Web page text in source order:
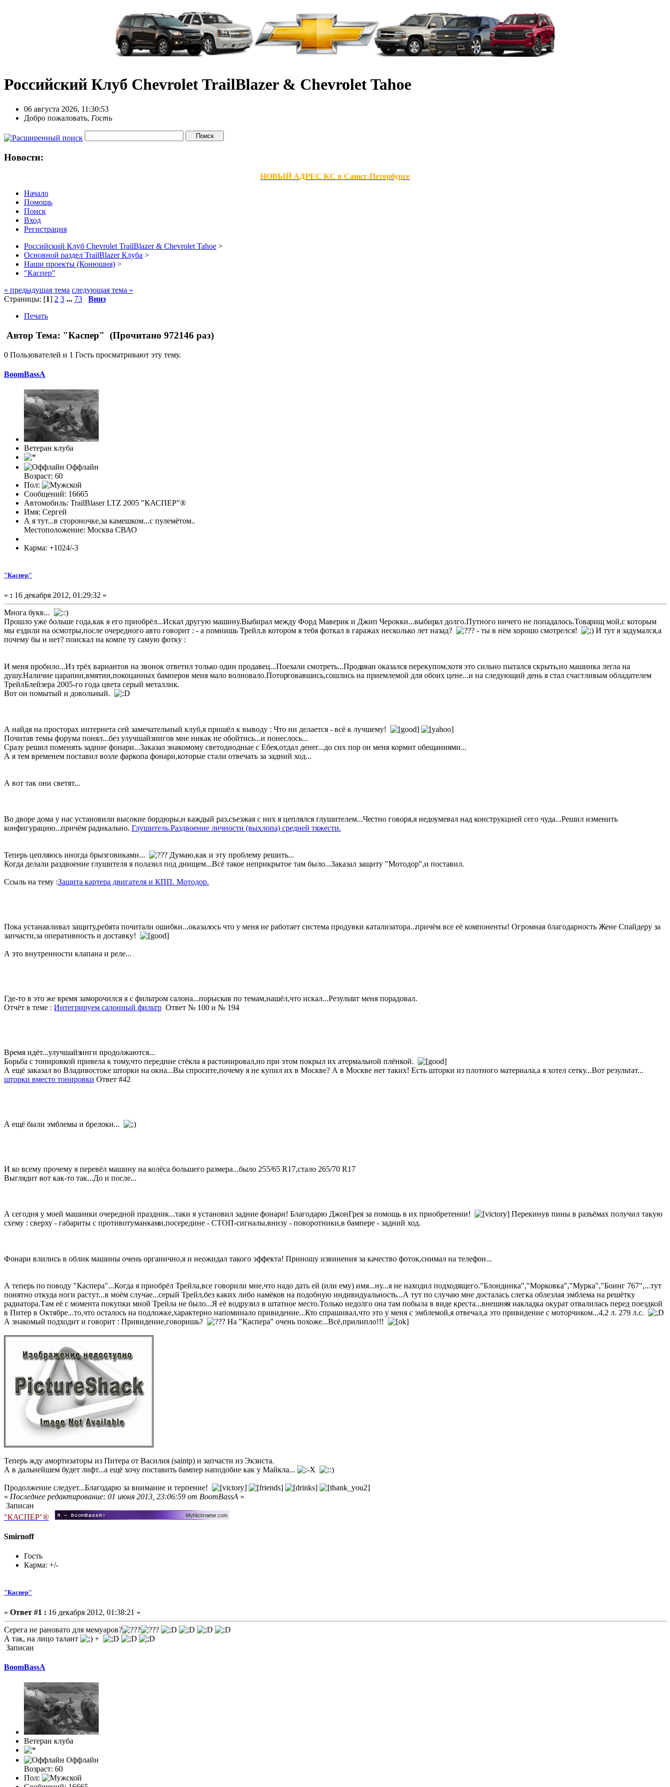
Российский Клуб Chevrolet TrailBlazer & Chevrolet Tahoe
06 августа 2026, 11:30:53
Добро пожаловать, Гость
Новости:
НОВЫЙ АДРЕС КС в Санкт-Петербурге
Начало
Помощь
Поиск
Вход
Регистрация
Российский Клуб Chevrolet TrailBlazer & Chevrolet Tahoe >
Основной раздел TrailBlazer Клуба >
Наши проекты (Конюшня) >
"Каспер"
« предыдущая тема следующая тема »
Страницы: [1] 2 3 ... 73
Вниз
Печать
Автор Тема: "Каспер" (Прочитано 972146 раз)
0 Пользователей и 1 Гость просматривают эту тему.
BoomBassA
Ветеран клуба
Оффлайн
Возраст: 60
Пол:
Сообщений: 16665
Автомобиль: TrailBlaser LTZ 2005 "КАСПЕР"®
Имя: Сергей
А я тут...в стороночке,за камешком...с пулемётом..
Местоположение: Москва СВАО
Карма: +1024/-3
"Каспер"
« : 16 декабря 2012, 01:29:32 »
Многа букв...
Прошло уже больше года,как я его приобрёл...Искал другую машину.Выбирал между Форд Маверик и Джип Черокки...выбирал долго.Путного ничего не попадалось.Товарищ мой,с которым
мы ездили на осмотры,после очередного авто говорит : - а помнишь Трейл,в котором я тебя фоткал в гаражах несколько лет назад?
- ты в нём хорошо смотрелся!
И тут я задумался,а
почему бы и нет? поискал на компе ту самую фотку :
И меня пробило...Из трёх вариантов на звонок ответил только один продавец...Поехали смотреть...Продаван оказался перекупом,хотя это сильно пытался скрыть,но машинка легла на
душу.Наличие царапин,вмятин,покоцанных бамперов меня мало волновало.Поторговавшись,сошлись на приемлемой для обоих цене...и на следующий день я стал счастливым обладателем
ТрейлБлейзера 2005-го года цвета серый металлик.
Вот он помытый и довольный.
А найдя на просторах интернета сей замечательный клуб,я пришёл к выводу : Что ни делается - всё к лучшему!
Почитав темы форума понял...без улучшайзингов мне никак не обойтись...и понеслось...
Сразу решил поменять задние фонари...Заказал знакомому светодиодные с Ебея,отдал денег...до сих пор он меня кормит обещаниями...
А я тем временем поставил возле фаркопа фонари,которые стали отвечать за задний ход...
А вот так они светят...
Во дворе дома у нас установили высокие бордюры,и каждый раз,съезжая с них я цеплялся глушителем...Честно говоря,я недоумевал над конструкцией сего чуда...Решил изменить
конфигурацию...причём радикально. Глушитель.Раздвоение личности (выхлопа) средней тяжести.
Теперь цепляюсь иногда брызговиками...
Думаю,как и эту проблему решить...
Когда делали раздвоение глушителя я полазил под днищем...Всё такое неприкрытое там было...Заказал защиту "Мотодор",и поставил.
Ссыль на тему :Защита картера двигателя и КПП. Мотодор.
Пока устанавливал защиту,ребята почитали ошибки...оказалось что у меня не работает система продувки катализатора...причём все её компоненты! Огромная благодарность Жене Спайдеру за
запчасти,за оперативность и доставку!
А это внутренности клапана и реле...
Где-то в это же время заморочился я с фильтром салона...порыскав по темам,нашёл,что искал...Результат меня порадовал.
Отчёт в теме : Интегрируем салонный фильтр Ответ № 100 и № 194
Время идёт...улучшайзинги продолжаются...
Борьба с тонировкой привела к тому,что передние стёкла я растонировал,но при этом покрыл их атермальной плёнкой.
А ещё заказал во Владивостоке шторки на окна...Вы спросите,почему я не купил их в Москве? А в Москве нет таких! Есть шторки из плотного материала,а я хотел сетку...Вот результат...
шторки вместо тонировки Ответ #42
А ещё были эмблемы и брелоки...
И ко всему прочему я перевёл машину на колёса большего размера...было 255/65 R17,стало 265/70 R17
Выглядит вот как-то так...До и после...
А сегодня у моей машинки очередной праздник...таки я установил задние фонари! Благодарю ДжонГрея за помощь в их приобретении!
Перекинув пины в разъёмах получил такую
схему : сверху - габариты с противотуманками,посередине - СТОП-сигналы,внизу - поворотники,в бампере - задний ход.
Фонари влились в облик машины очень органично,я и неожидал такого эффекта! Приношу извинения за качество фоток,снимал на телефон...
А теперь по поводу "Каспера"...Когда я приобрёл Трейла,все говорили мне,что надо дать ей (или ему) имя...ну...я не находил подходящего."Блондинка","Морковка","Мурка","Боинг 767",...тут
понятно откуда ноги растут...в моём случае...серый Трейл,без каких либо намёков на подобную индивидуальность...А тут по случаю мне досталась слегка облезлая эмблема на решётку
радиатора.Там её с момента покупки мной Трейла не было...Я её водрузил в штатное место.Только недолго она там побыла в виде креста...внешняя накладка окурат отвалилась перед поездкой
в Питер в Октябре...то,что осталось на подложке,характерно напоминало привидение...Кто спрашивал,что это у меня с эмблемой,я отвечал,а это привидение с моторчиком...4,2 л. 279 л.с.
А знакомый подходит и говорит : Привидение,говоришь?
На "Каспера" очень похоже...Всё,прилипло!!!
Теперь жду амортизаторы из Питера от Василия (saintp) и запчасти из Экзиста.
А в дальнейшем будет лифт...а ещё хочу поставить бампер наподобие как у Майкла...
Продолжение следует...Благодарю за внимание и терпение!
« Последнее редактирование: 01 июня 2013, 23:06:59 от BoomBassA »
Записан
"КАСПЕР"®
Smirnoff
Гость
Карма: +/-
"Каспер"
« Ответ #1 : 16 декабря 2012, 01:38:21 »
Серега не рановато для мемуаров?
А так, на лицо талант
+
Записан
BoomBassA
Ветеран клуба
Оффлайн
Возраст: 60
Пол: